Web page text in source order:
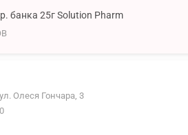
банка 25г Solution Pharm
Олеся Гончара, 3